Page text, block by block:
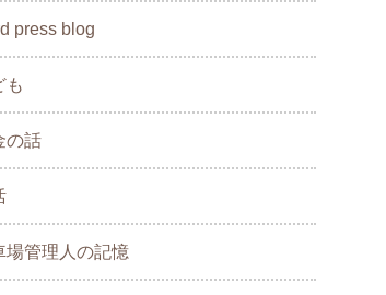
press blog
も
の話
場管理人の記憶